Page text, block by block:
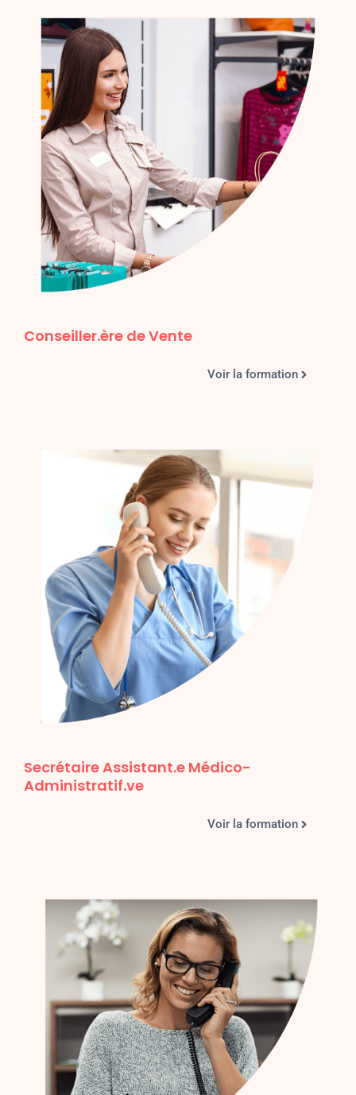
Conseiller.ère de Vente
Voir la formation
Secrétaire Assistant.e Médico-
Administratif.ve
Voir la formation